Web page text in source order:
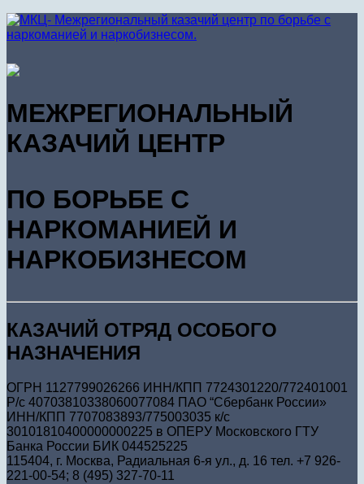
МЕЖРЕГИОНАЛЬНЫЙ
КАЗАЧИЙ ЦЕНТР
ПО БОРЬБЕ С
НАРКОМАНИЕЙ И
НАРКОБИЗНЕСОМ
КАЗАЧИЙ ОТРЯД ОСОБОГО
НАЗНАЧЕНИЯ
ОГРН 1127799026266 ИНН/КПП 7724301220/772401001
Р/с 40703810338060077084 ПАО “Сбербанк России»
ИНН/КПП 7707083893/775003035 к/с
30101810400000000225 в ОПЕРУ Московского ГТУ
Банка России БИК 044525225
115404, г. Москва, Радиальная 6-я ул., д. 16 тел. +7 926-
221-00-54; 8 (495) 327-70-11